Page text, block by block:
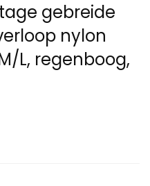
gebreide
nylon
L, regenboog,